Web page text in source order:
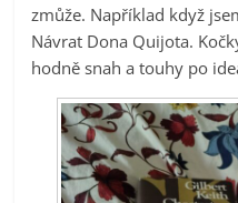
zmůže. Například když
Návrat Dona Quijota.
hodně snah a touhy po